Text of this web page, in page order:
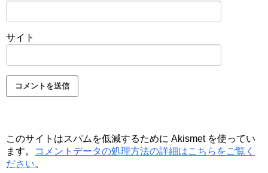
サイト
このサイトはスパムを低減するために Akismet を使ってい
ます。
コメントデータの処理方法の詳細はこちらをご覧く
ださい。